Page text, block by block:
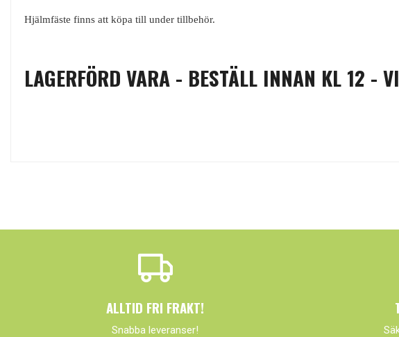
Hjälmfäste finns att köpa till under tillbehör.
LAGERFÖRD VARA - BESTÄLL INNAN KL 12 -
ALLTID FRI FRAKT!
Snabba leveranser!